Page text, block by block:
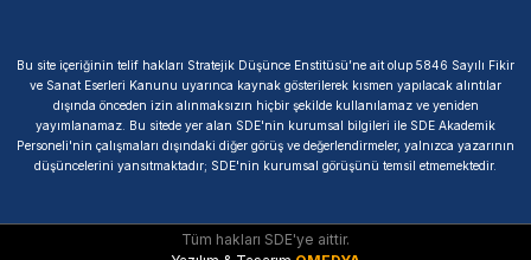
Bu site içeriğinin telif hakları Stratejik Düşünce Enstitüsü’ne ait olup 5846 Sayılı Fikir
ve Sanat Eserleri Kanunu uyarınca kaynak gösterilerek kısmen yapılacak alıntılar
dışında önceden izin alınmaksızın hiçbir şekilde kullanılamaz ve yeniden
yayımlanamaz. Bu sitede yer alan SDE'nin kurumsal bilgileri ile SDE Akademik
Personeli'nin çalışmaları dışındaki diğer görüş ve değerlendirmeler, yalnızca yazarının
düşüncelerini yansıtmaktadır; SDE'nin kurumsal görüşünü temsil etmemektedir.
Tüm hakları SDE'ye aittir.